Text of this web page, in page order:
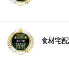
食材宅